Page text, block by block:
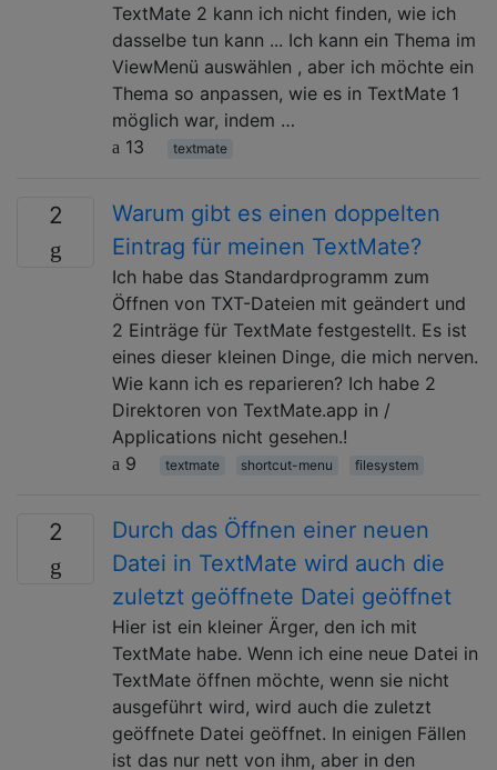
TextMate 2 kann ich nicht finden, wie ich
dasselbe tun kann ... Ich kann ein Thema im
ViewMenü auswählen , aber ich möchte ein
Thema so anpassen, wie es in TextMate 1
möglich war, indem …
13
textmate
2
Warum gibt es einen doppelten
Eintrag für meinen TextMate?
Ich habe das Standardprogramm zum
Öffnen von TXT-Dateien mit geändert und
2 Einträge für TextMate festgestellt. Es ist
eines dieser kleinen Dinge, die mich nerven.
Wie kann ich es reparieren? Ich habe 2
Direktoren von TextMate.app in /
Applications nicht gesehen.!
9
textmate shortcut-menu filesystem
2
Durch das Öffnen einer neuen
Datei in TextMate wird auch die
zuletzt geöffnete Datei geöffnet
Hier ist ein kleiner Ärger, den ich mit
TextMate habe. Wenn ich eine neue Datei in
TextMate öffnen möchte, wenn sie nicht
ausgeführt wird, wird auch die zuletzt
geöffnete Datei geöffnet. In einigen Fällen
ist das nur nett von ihm, aber in den